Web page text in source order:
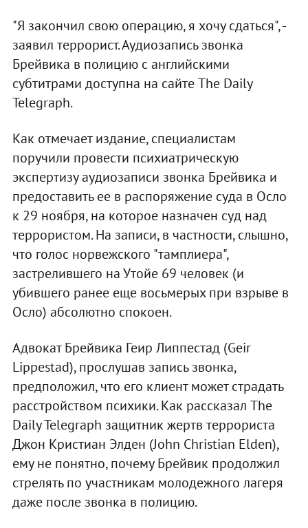
"Я закончил свою операцию, я хочу сдаться", -
заявил террорист. Аудиозапись звонка
Брейвика в полицию с английскими
субтитрами доступна на сайте The Daily
Telegraph.
Как отмечает издание, специалистам
поручили провести психиатрическую
экспертизу аудиозаписи звонка Брейвика и
предоставить ее в распоряжение суда в Осло
к 29 ноября, на которое назначен суд над
террористом. На записи, в частности, слышно,
что голос норвежского "тамплиера",
застрелившего на Утойе 69 человек (и
убившего ранее еще восьмерых при взрыве в
Осло) абсолютно спокоен.
Адвокат Брейвика Геир Липпестад (Geir
Lippestad), прослушав запись звонка,
предположил, что его клиент может страдать
расстройством психики. Как рассказал The
Daily Telegraph защитник жертв террориста
Джон Кристиан Элден (John Christian Elden),
ему не понятно, почему Брейвик продолжил
стрелять по участникам молодежного лагеря
даже после звонка в полицию.